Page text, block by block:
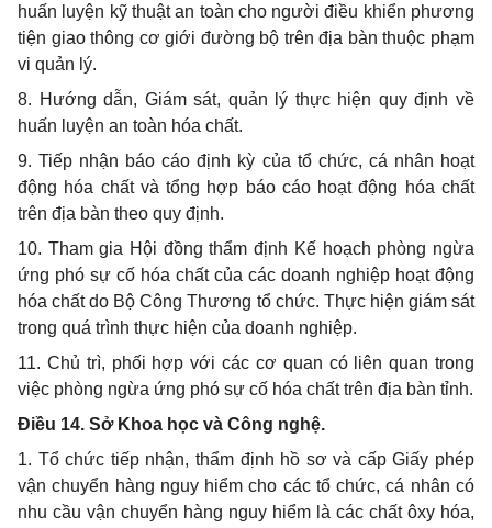
huấn luyện kỹ thuật an toàn cho người điều khiển phương
tiện giao thông cơ giới đường bộ trên địa bàn thuộc phạm
vi quản lý.
8. Hướng dẫn, Giám sát, quản lý thực hiện quy định về
huấn luyện an toàn hóa chất.
9. Tiếp nhận báo cáo định kỳ của tổ chức, cá nhân hoạt
động hóa chất và tổng hợp báo cáo hoạt động hóa chất
trên địa bàn theo quy định.
10. Tham gia Hội đồng thẩm định Kế hoạch phòng ngừa
ứng phó sự cố hóa chất của các doanh nghiệp hoạt động
hóa chất do Bộ Công Thương tổ chức. Thực hiện giám sát
trong quá trình thực hiện của doanh nghiệp.
11. Chủ trì, phối hợp với các cơ quan có liên quan trong
việc phòng ngừa ứng phó sự cố hóa chất trên địa bàn tỉnh.
Điều 14. Sở Khoa học và Công nghệ.
1. Tổ chức tiếp nhận, thẩm định hồ sơ và cấp Giấy phép
vận chuyển hàng nguy hiểm cho các tổ chức, cá nhân có
nhu cầu vận chuyển hàng nguy hiểm là các chất ôxy hóa,